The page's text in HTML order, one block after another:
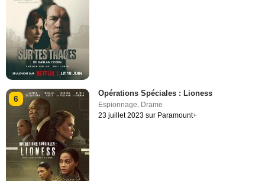
6
Opérations Spéciales : Lioness
Espionnage Drame
23 juillet 2023 sur Paramount+